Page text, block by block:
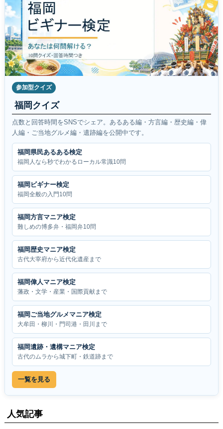
参加型クイズ
福岡クイズ
点数と回答時間をSNSでシェア。あるある編・方言編・歴史編・偉
人編・ご当地グルメ編・遺跡編を公開中です。
福岡県民あるある検定
福岡人なら秒でわかるローカル常識10問
福岡ビギナー検定
福岡全般の入門10問
福岡方言マニア検定
難しめの博多弁・福岡弁10問
福岡歴史マニア検定
古代大宰府から近代化遺産まで
福岡偉人マニア検定
藩政・文学・産業・国際貢献まで
福岡ご当地グルメマニア検定
大牟田・柳川・門司港・田川まで
福岡遺跡・遺構マニア検定
古代のムラから城下町・鉄道跡まで
一覧を見る
人気記事